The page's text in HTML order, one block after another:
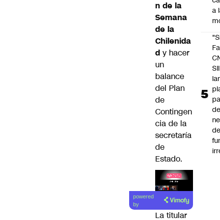
n de la
Semana
de la
Chilenida
d y hacer
un
balance
del Plan
de
Contingen
cia de la
secretaría
de
Estado.
Lea el
artículo
powered
by
La titular
a
SII
de